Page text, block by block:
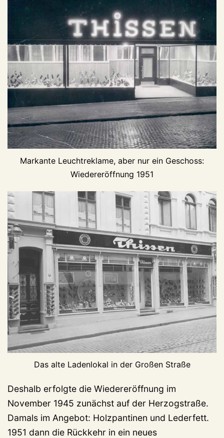
Markante Leuchtreklame, aber nur ein Geschoss:
Wiedereröffnung 1951
Das alte Ladenlokal in der Großen Straße
Deshalb erfolgte die Wiedereröffnung im
November 1945 zunächst auf der Herzogstraße.
Damals im Angebot: Holzpantinen und Lederfett.
1951 dann die Rückkehr in ein neues